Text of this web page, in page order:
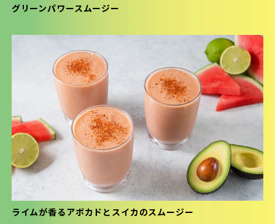
グリーンパワースムージー
ライムが香るアボカドとスイカのスムージー